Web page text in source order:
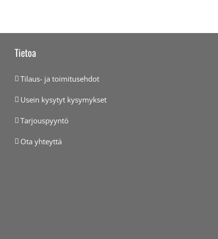
Tietoa
Tilaus- ja toimitusehdot
Usein kysytyt kysymykset
Tarjouspyyntö
Ota yhteyttä